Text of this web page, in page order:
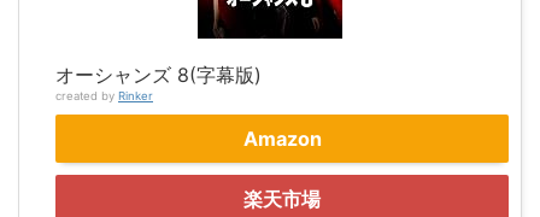
オーシャンズ 8(字幕版)
created by Rinker
Amazon
楽天市場